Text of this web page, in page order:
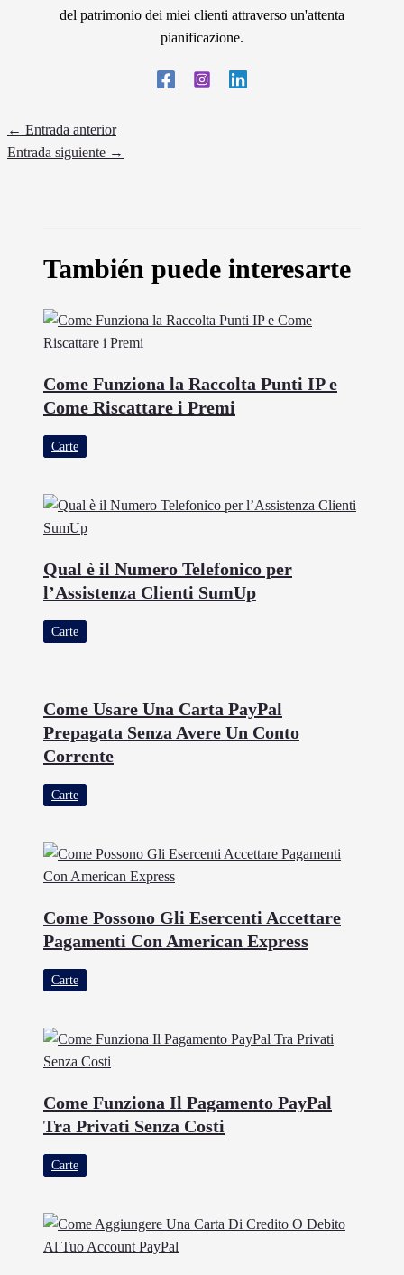
del patrimonio dei miei clienti attraverso un'attenta
pianificazione.
← Entrada anterior
Entrada siguiente →
También puede interesarte
Come Funziona la Raccolta Punti IP e
Come Riscattare i Premi
Carte
Qual è il Numero Telefonico per
l’Assistenza Clienti SumUp
Carte
Come Usare Una Carta PayPal
Prepagata Senza Avere Un Conto
Corrente
Carte
Come Possono Gli Esercenti Accettare
Pagamenti Con American Express
Carte
Come Funziona Il Pagamento PayPal
Tra Privati Senza Costi
Carte